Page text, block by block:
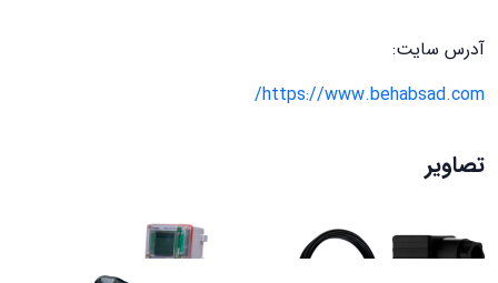
آدرس سایت:
https://www.behabsad.com/
تصاویر